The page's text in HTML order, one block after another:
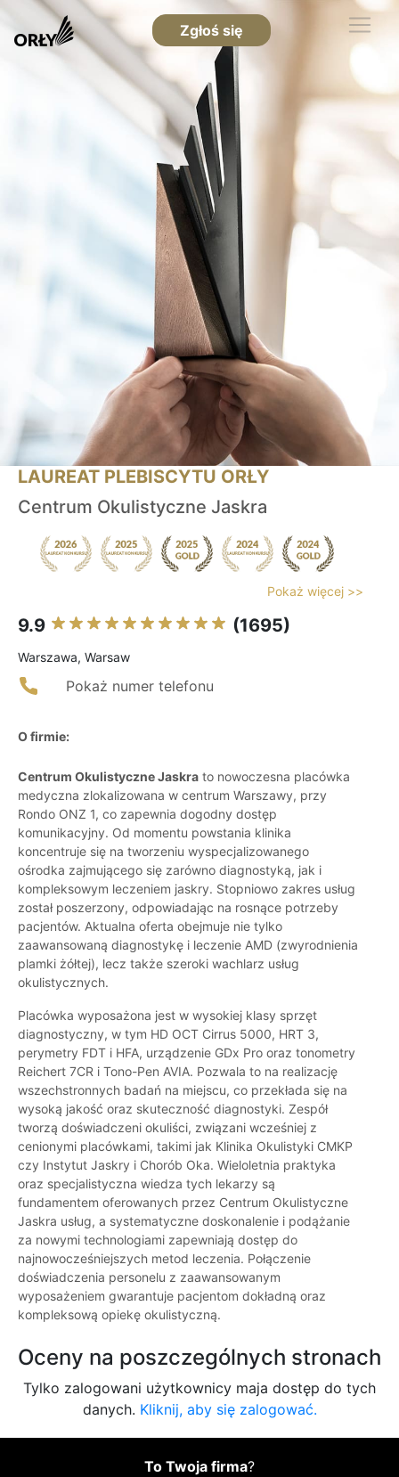
Zgłoś się
LAUREAT PLEBISCYTU ORŁY
Centrum Okulistyczne Jaskra
Pokaż więcej >>
9.9 (1695)
Warszawa, Warsaw
Pokaż numer telefonu
O firmie:
Centrum Okulistyczne Jaskra to nowoczesna placówka
medyczna zlokalizowana w centrum Warszawy, przy
Rondo ONZ 1, co zapewnia dogodny dostęp
komunikacyjny. Od momentu powstania klinika
koncentruje się na tworzeniu wyspecjalizowanego
ośrodka zajmującego się zarówno diagnostyką, jak i
kompleksowym leczeniem jaskry. Stopniowo zakres usług
został poszerzony, odpowiadając na rosnące potrzeby
pacjentów. Aktualna oferta obejmuje nie tylko
zaawansowaną diagnostykę i leczenie AMD (zwyrodnienia
plamki żółtej), lecz także szeroki wachlarz usług
okulistycznych.
Placówka wyposażona jest w wysokiej klasy sprzęt
diagnostyczny, w tym HD OCT Cirrus 5000, HRT 3,
perymetry FDT i HFA, urządzenie GDx Pro oraz tonometry
Reichert 7CR i Tono-Pen AVIA. Pozwala to na realizację
wszechstronnych badań na miejscu, co przekłada się na
wysoką jakość oraz skuteczność diagnostyki. Zespół
tworzą doświadczeni okuliści, związani wcześniej z
cenionymi placówkami, takimi jak Klinika Okulistyki CMKP
czy Instytut Jaskry i Chorób Oka. Wieloletnia praktyka
oraz specjalistyczna wiedza tych lekarzy są
fundamentem oferowanych przez Centrum Okulistyczne
Jaskra usług, a systematyczne doskonalenie i podążanie
za nowymi technologiami zapewniają dostęp do
najnowocześniejszych metod leczenia. Połączenie
doświadczenia personelu z zaawansowanym
wyposażeniem gwarantuje pacjentom dokładną oraz
kompleksową opiekę okulistyczną.
Oceny na poszczególnych stronach
Tylko zalogowani użytkownicy maja dostęp do tych
danych. Kliknij, aby się zalogować.
To Twoja firma?